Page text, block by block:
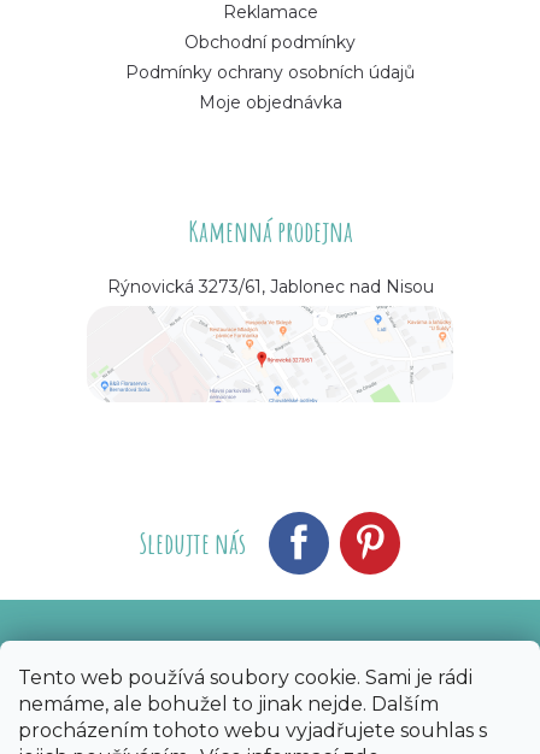
Tento web používá soubory cookie. Sami je rádi
nemáme, ale bohužel to jinak nejde. Dalším
procházením tohoto webu vyjadřujete souhlas s
Reklamace
Obchodní podmínky
Podmínky ochrany osobních údajů
Moje objednávka
Kamenná prodejna
Rýnovická 3273/61, Jablonec nad Nisou
Sledujte nás
Copyright 2026 Bijoux Components - Svět